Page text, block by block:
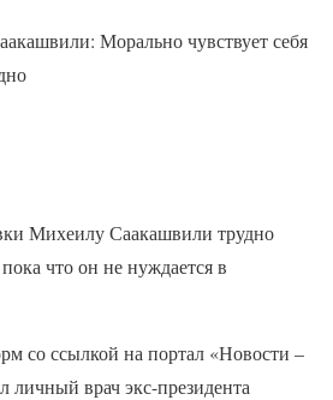
Морально чувствует себя
Михеилу Саакашвили трудно
что он не нуждается в
со ссылкой на портал «Новости –
личный врач экс-президента